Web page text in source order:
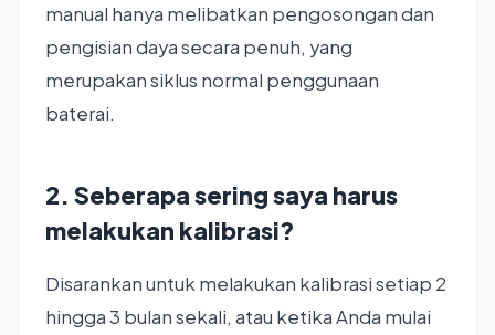
manual hanya melibatkan pengosongan dan
pengisian daya secara penuh, yang
merupakan siklus normal penggunaan
baterai.
2. Seberapa sering saya harus
melakukan kalibrasi?
Disarankan untuk melakukan kalibrasi setiap 2
hingga 3 bulan sekali, atau ketika Anda mulai